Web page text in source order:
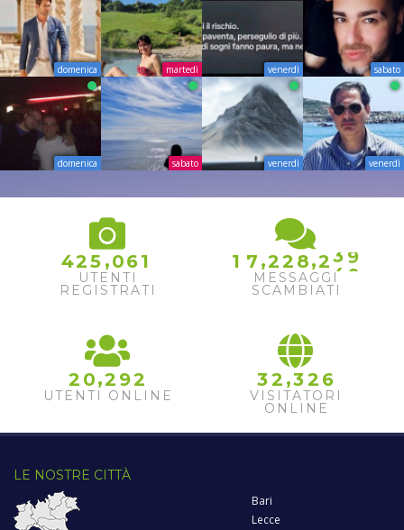
domenica martedì venerdì sabato
domenica sabato venerdì venerdì
425 ,061
UTENTI
REGISTRATI
1 7 ,22 8,24
8
1
2
MESSAGGI
SCAMBIATI
2 0,2 92
UTENTI ONLINE
32 ,32 6
VISITATORI
ONLINE
LE NOSTRE CITTÀ
Bari
Lecce